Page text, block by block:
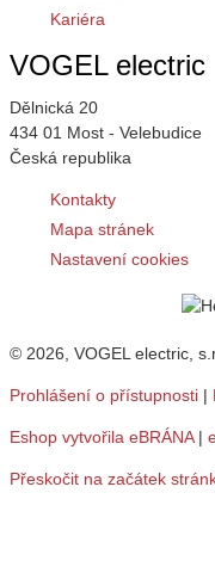
Kariéra
VOGEL electric
Dělnická 20
434 01 Most - Velebudice
Česká republika
Kontakty
Mapa stránek
Nastavení cookies
© 2026, VOGEL electric,
Prohlášení o přístupnosti |
Eshop vytvořila eBRÁNA|
Přeskočit na začátek